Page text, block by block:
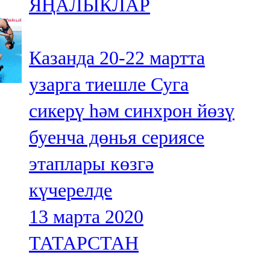
ЯҢАЛЫКЛАР
Казанда 20-22 мартта
узарга тиешле Суга
сикерү һәм синхрон йөзү
буенча дөнья сериясе
этаплары көзгә
күчерелде
13 марта 2020
ТАТАРСТАН